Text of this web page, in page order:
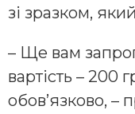
зі зразком,
– Ще вам
вартість – 200
обовʼязково, –